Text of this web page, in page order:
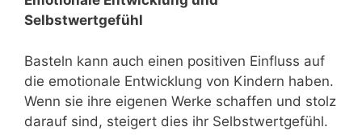
Selbstwertgefühl
Basteln kann auch einen positiven Einfluss auf
die emotionale Entwicklung von Kindern haben.
Wenn sie ihre eigenen Werke schaffen und stolz
darauf sind, steigert dies ihr Selbstwertgefühl.